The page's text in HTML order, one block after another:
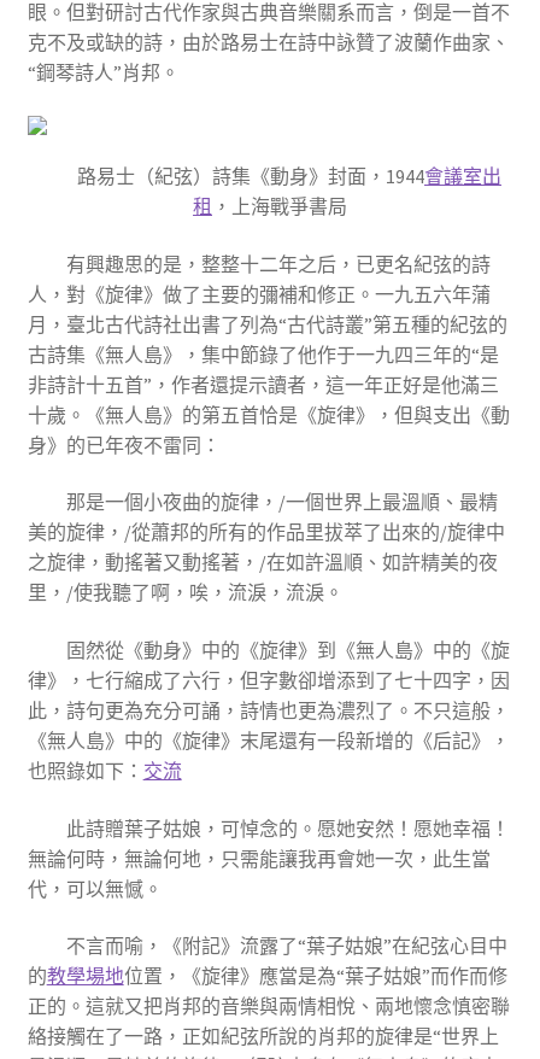
眼。但對研討古代作家與古典音樂關系而言，倒是一首不
克不及或缺的詩，由於路易士在詩中詠贊了波蘭作曲家、
“鋼琴詩人”肖邦。
路易士（紀弦）詩集《動身》封面，1944會議室出
租 ，上海戰爭書局
有興趣思的是，整整十二年之后，已更名紀弦的詩
人，對《旋律》做了主要的彌補和修正。一九五六年蒲
月，臺北古代詩社出書了列為“古代詩叢”第五種的紀弦的
古詩集《無人島》，集中節錄了他作于一九四三年的“是
非詩計十五首”，作者還提示讀者，這一年正好是他滿三
十歲。《無人島》的第五首恰是《旋律》，但與支出《動
身》的已年夜不雷同：
那是一個小夜曲的旋律，/一個世界上最溫順、最精
美的旋律，/從蕭邦的所有的作品里拔萃了出來的/旋律中
之旋律，動搖著又動搖著，/在如許溫順、如許精美的夜
里，/使我聽了啊，唉，流淚，流淚。
固然從《動身》中的《旋律》到《無人島》中的《旋
律》，七行縮成了六行，但字數卻增添到了七十四字，因
此，詩句更為充分可誦，詩情也更為濃烈了。不只這般，
《無人島》中的《旋律》末尾還有一段新增的《后記》，
也照錄如下： 交流
此詩贈葉子姑娘，可悼念的。愿她安然！愿她幸福！
無論何時，無論何地，只需能讓我再會她一次，此生當
代，可以無憾。
不言而喻，《附記》流露了“葉子姑娘”在紀弦心目中
的教學場地位置，《旋律》應當是為“葉子姑娘”而作而修
正的。這就又把肖邦的音樂與兩情相悅、兩地懷念慎密聯
絡接觸在了一路，正如紀弦所說的肖邦的旋律是“世界上